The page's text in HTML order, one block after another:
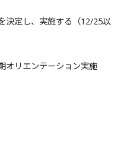
定し、実施する（12/25以
リエンテーション実施